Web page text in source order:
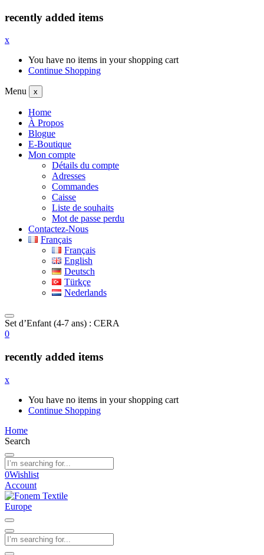
recently added items
x
You have no items in your shopping cart
Continue Shopping
Menu x
Home
À Propos
Blogue
E-Boutique
Mon compte
Détails du compte
Adresses
Commandes
Caisse
Liste de souhaits
Mot de passe perdu
Contactez-Nous
Français
Français
English
Deutsch
Türkçe
Nederlands
Set d’Enfant (4-7 ans) : CERA
0
recently added items
x
You have no items in your shopping cart
Continue Shopping
Home
Search
0Wishlist
Account